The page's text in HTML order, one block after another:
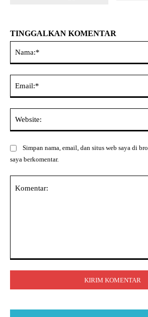
TINGGALKAN KOMENTAR
Simpan nama, email, dan situs web saya di
saya berkomentar.